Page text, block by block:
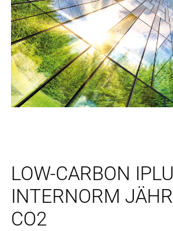
LOW-CARBON
INTERNORM
CO2